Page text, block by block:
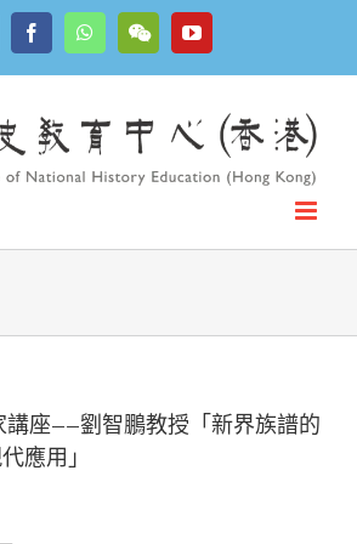
FacebookWhatsApp
WeChat
YouTube
座——劉智鵬教授「新界族譜的
應用」